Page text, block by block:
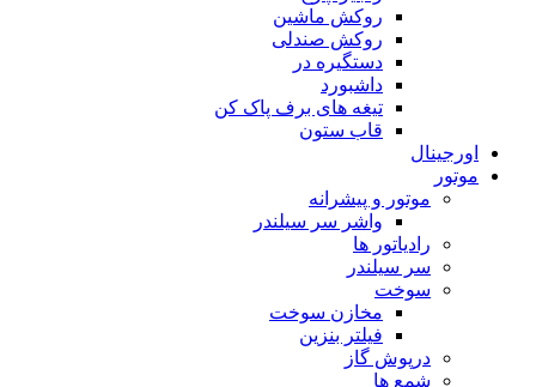
روکش ماشین
روکش صندلی
دستگیره در
داشبورد
تیغه های برف پاک کن
قاب ستون
اورجینال
موتور
موتور و پیشرانه
واشر سر سیلندر
رادیاتور ها
سر سیلندر
سوخت
مخازن سوخت
فیلتر بنزین
درپوش گاز
شمع ها